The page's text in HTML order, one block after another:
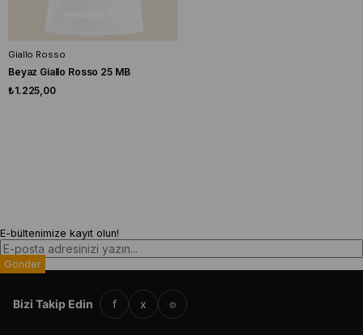
Giallo Rosso
Beyaz Giallo Rosso 25 MB
₺1.225,00
E-bültenimize kayıt olun!
Gönder
Bizi Takip Edin f x ⌾